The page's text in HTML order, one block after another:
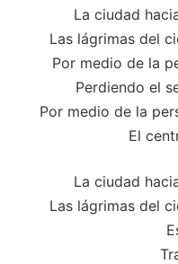
La ciudad
Las lágrimas del
Por medio de la
Perdiendo el
Por medio de la
El
La ciudad
Las lágrimas del